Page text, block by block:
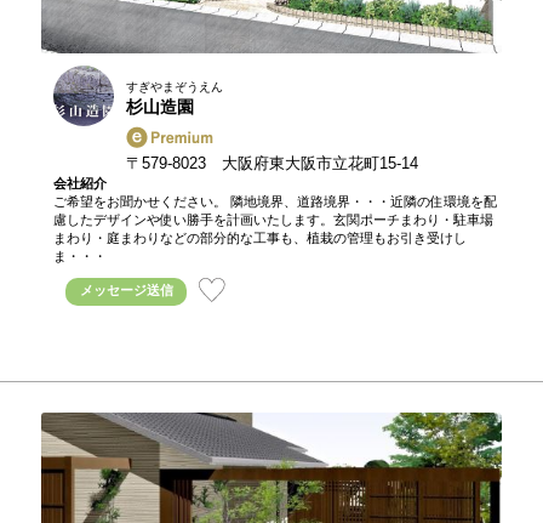
すぎやまぞうえん
杉山造園
〒579-8023 大阪府東大阪市立花町15-14
会社紹介
ご希望をお聞かせください。 隣地境界、道路境界・・・近隣の住環境を配
慮したデザインや使い勝手を計画いたします。玄関ポーチまわり・駐車場
まわり・庭まわりなどの部分的な工事も、植栽の管理もお引き受けし
ま・・・
メッセージ送信